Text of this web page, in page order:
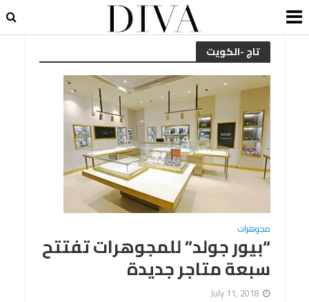
تاج -الكويت
مجوهرات
“بيور جولد” للمجوهرات تفتتح
سبعة متاجر جديدة
July 11, 2018